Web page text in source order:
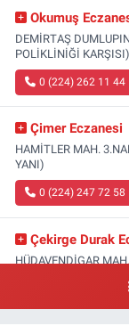
Okumuş
DEMİRTAŞ
POLİKLİNİĞİ KARŞISI)
0 (224) 262 11 44
Çimer Eczanesi
HAMİTLER MAH.
YANI)
0 (224) 247 72 58
Çekirge Durak
HÜDAVENDİGAR